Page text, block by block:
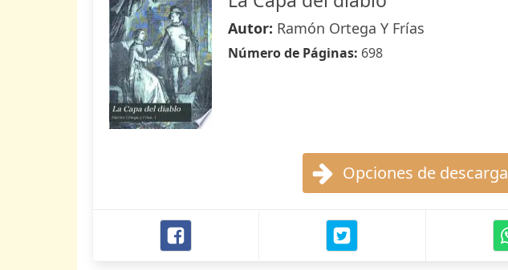
Autor: Ramón Ortega Y Frías
Número de Páginas: 698
Opciones de descarga